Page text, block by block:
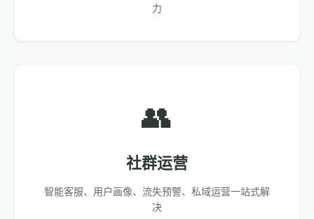
力
👥
社群运营
智能客服、用户画像、流失预警、私域运营一站式解
决